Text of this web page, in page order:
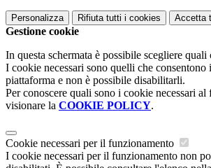
Personalizza Rifiuta tutti i cookies Accetta
Gestione cookie
In questa schermata è possibile scegliere
I cookie necessari sono quelli che
piattaforma e non è possibile disabilitarli.
Per conoscere quali sono i cookie necessari
visionare la COOKIE POLICY.
Cookie necessari per il funzionamento
I cookie necessari per il funzionamento non